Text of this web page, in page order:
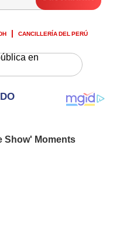
CANCILLERÍA DEL PERÚ
en